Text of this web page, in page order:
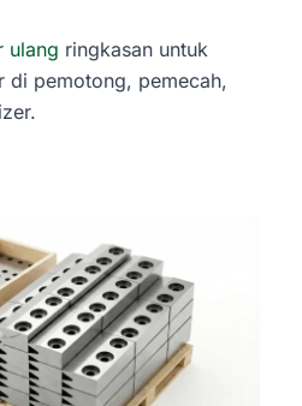
ulang ringkasan untuk
di pemotong, pemecah,